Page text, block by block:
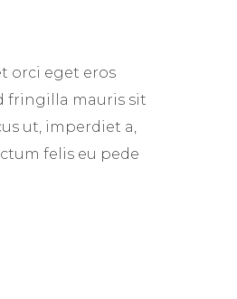
orci eget eros
fringilla mauris sit
ut, imperdiet a,
felis eu pede